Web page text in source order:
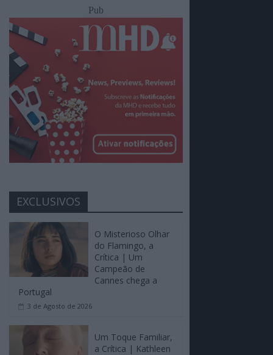
Pub
EXCLUSIVOS
O Misterioso Olhar
do Flamingo, a
Crítica | Um
Campeão de
Cannes chega a
Portugal
3 de Agosto de 2026
Um Toque Familiar,
a Crítica | Kathleen